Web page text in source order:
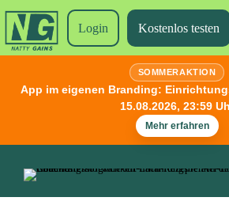
Login Kostenlos testen
SOMMERAKTION
App im eigenen Branding:
15.08.2026, 23:59
Mehr erfahren